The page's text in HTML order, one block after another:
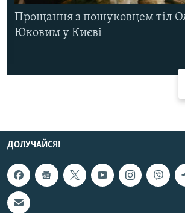
Прощання з пошуковцем тіл
Юковим у Києві
ДОЛУЧАЙСЯ!